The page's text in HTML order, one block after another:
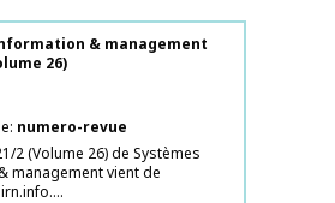
& management
26)
numero-revue
2 (Volume 26) de Systèmes
management vient de